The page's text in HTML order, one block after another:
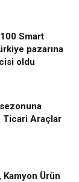
Smart
pazarına
oldu
Ticari Araçlar
Ürün